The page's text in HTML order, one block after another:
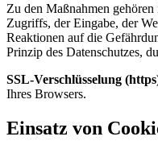
Zu den Maßnahmen
Zugriffs, der Eingabe, der
Reaktionen auf die
Prinzip des Datenschutzes,
SSL-Verschlüsselung
Ihres Browsers.
Einsatz von